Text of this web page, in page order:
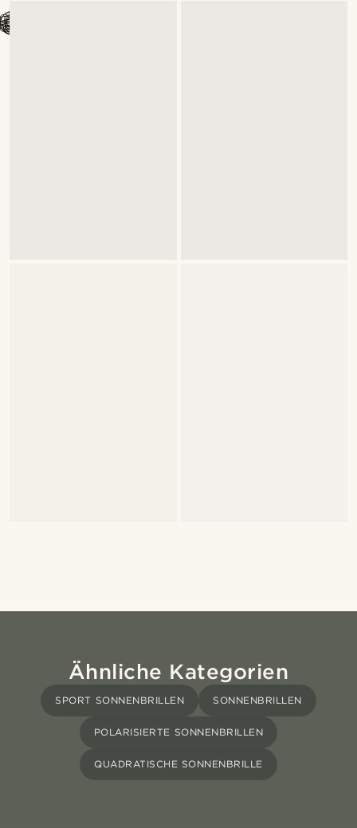
Ähnliche Kategorien
SPORT SONNENBRILLEN SONNENBRILLEN
POLARISIERTE SONNENBRILLEN
QUADRATISCHE SONNENBRILLE